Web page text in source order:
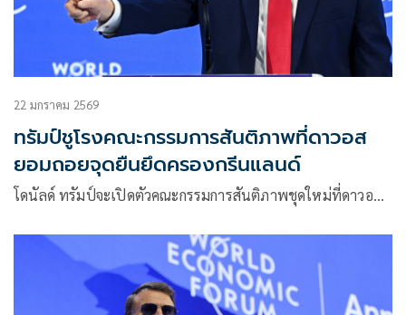
22 มกราคม 2569
ทรัมป์ชูโรงคณะกรรมการสันติภาพที่ดาวอส
ยอมถอยจุดยืนยึดครองกรีนแลนด์
โดนัลด์ ทรัมป์จะเปิดตัวคณะกรรมการสันติภาพชุดใหม่ที่ดาวอ…